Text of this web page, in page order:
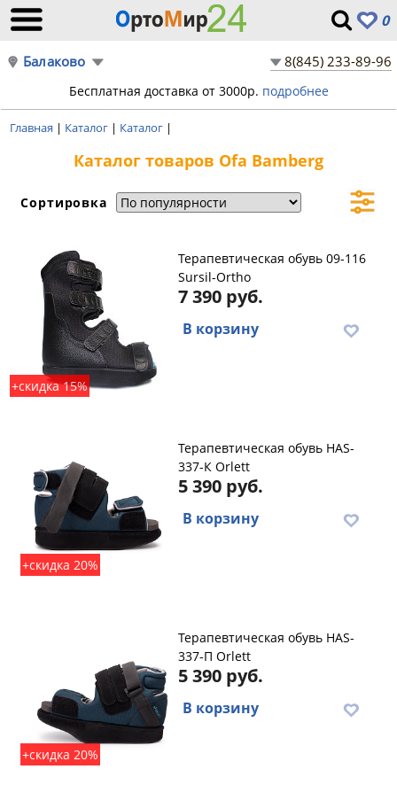
0
Балаково 8(845) 233-89-96
Бесплатная доставка от 3000р. подробнее
Главная | Каталог | Каталог |
Каталог товаров Ofa Bamberg
Сортировка
+скидка 15%
Терапевтическая обувь 09-116
Sursil-Ortho
7 390 руб.
В корзину
+скидка 20%
Терапевтическая обувь HAS-
337-К Orlett
5 390 руб.
В корзину
+скидка 20%
Терапевтическая обувь HAS-
337-П Orlett
5 390 руб.
В корзину